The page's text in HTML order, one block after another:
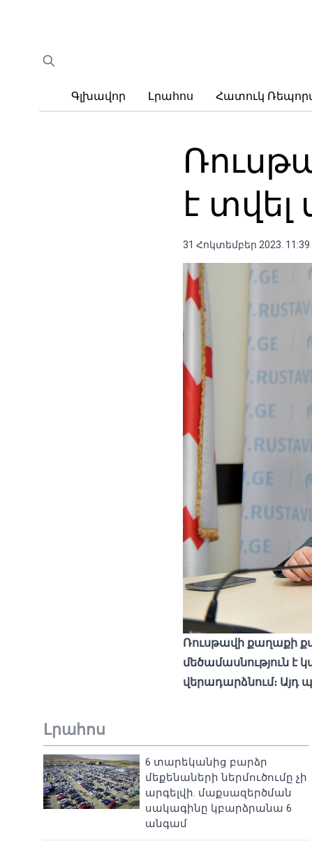
Գլխավոր Լրահոս Հատուկ
է տվել
31 Հոկտեմբեր 2023. 11:39
Ռուսթավի քաղաքի
մեծամասնություն
վերադարձնում։
Լրահոս
6 տարեկանից բարձր
մեքենաների ներմուծումը չի
արգելվի. մաքսազերծման
սակագինը կբարձրանա 6
անգամ